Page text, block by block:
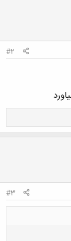
#2
#3